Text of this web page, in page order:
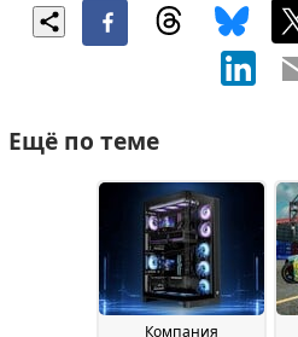
Ещё по теме
Компания